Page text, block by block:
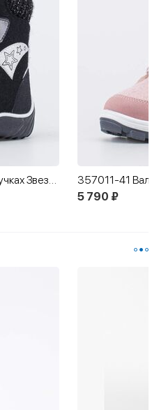
357005-45 Валенки на липучках Звездочка черный
5 790 ₽